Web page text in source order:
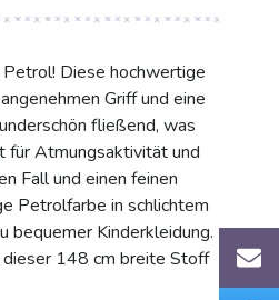
Diese hochwertige
Griff und eine
fließend, was
für Atmungsaktivität und
Fall und einen feinen
Petrolfarbe in schlichtem
bequemer Kinderkleidung.
148 cm breite Stoff